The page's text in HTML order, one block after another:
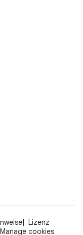
Lizenz
Manage cookies